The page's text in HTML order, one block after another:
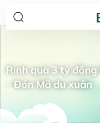
Rinh quà 3 tỷ
– Đón Mã du xuân